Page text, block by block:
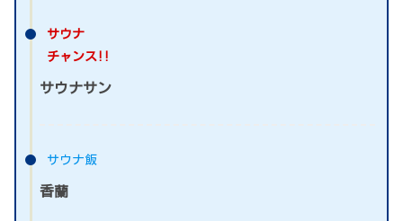
サウナ
チャンス!!
サウナサン
サウナ飯
香蘭